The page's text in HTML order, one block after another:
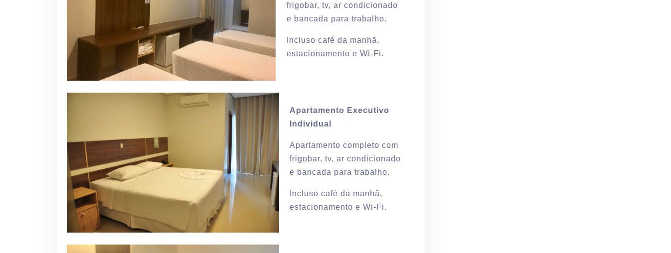
frigobar, tv, ar condicionado
e bancada para trabalho.
Incluso café da manhã,
estacionamento e Wi-Fi.
Apartamento Executivo
Individual
Apartamento completo com
frigobar, tv, ar condicionado
e bancada para trabalho.
Incluso café da manhã,
estacionamento e Wi-Fi.